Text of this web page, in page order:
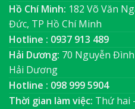
Hồ Chí Minh: 182 Võ Văn
Đức, TP Hồ Chí Minh
Hotline : 0937 913 489
Hải Dương: 70 Nguyễn Đình
Hải Dương
Hotline : 098 999 5904
Thời gian làm việc: Thứ hai